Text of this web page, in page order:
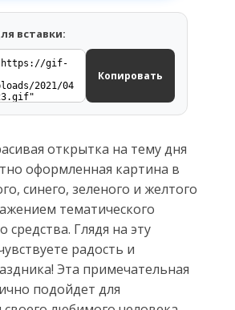
вставки:
Копировать
открытка на тему дня
оформленная картина в
синего, зеленого и желтого
тематического
средства. Глядя на эту
радость и
Эта примечательная
подойдет для